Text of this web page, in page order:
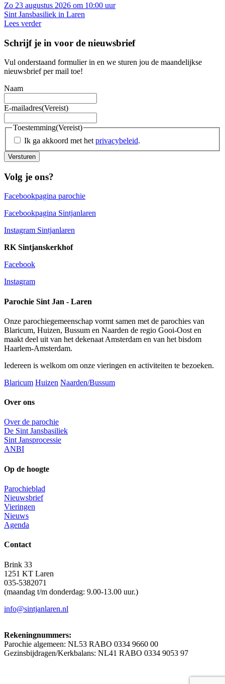
Zo 23 augustus 2026 om 10:00 uur
Sint Jansbasiliek in Laren
Lees verder
Schrijf je in voor de nieuwsbrief
Vul onderstaand formulier in en we sturen jou de maandelijkse
nieuwsbrief per mail toe!
Naam
E-mailadres(Vereist)
Toestemming(Vereist)
Ik ga akkoord met het privacybeleid.
Versturen
Volg je ons?
Facebookpagina parochie
Facebookpagina Sintjanlaren
Instagram Sintjanlaren
RK Sintjanskerkhof
Facebook
Instagram
Parochie Sint Jan - Laren
Onze parochiegemeenschap vormt samen met de parochies van
Blaricum, Huizen, Bussum en Naarden de regio Gooi-Oost en
maakt deel uit van het dekenaat Amsterdam en van het bisdom
Haarlem-Amsterdam.
Iedereen is welkom om onze vieringen en activiteiten te bezoeken.
Blaricum Huizen Naarden/Bussum
Over ons
Over de parochie
De Sint Jansbasiliek
Sint Jansprocessie
ANBI
Op de hoogte
Parochieblad
Nieuwsbrief
Vieringen
Nieuws
Agenda
Contact
Brink 33
1251 KT Laren
035-5382071
(maandag t/m donderdag: 9.00-13.00 uur.)
info@sintjanlaren.nl
Rekeningnummers:
Parochie algemeen: NL53 RABO 0334 9660 00
Gezinsbijdragen/Kerkbalans: NL41 RABO 0334 9053 97